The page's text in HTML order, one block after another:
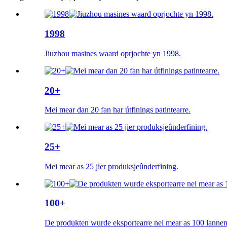
1998
Jiuzhou masines waard oprjochte yn 1998.
20+
Mei mear dan 20 fan har útfinings patintearre.
25+
Mei mear as 25 jier produksjeûnderfining.
100+
De produkten wurde eksportearre nei mear as 100